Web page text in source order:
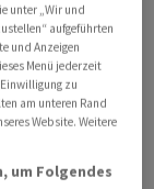
seine
bei den
unter „Wir und
aufgeführten
und Anzeigen
Menü jederzeit
zu
am unteren Rand
Website. Weitere
um Folgendes